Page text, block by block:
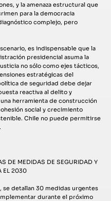
y la amenaza estructural que
para la democracia
complejo, pero
es indispensable que la
presidencial asuma la
no sólo como ejes tácticos,
estratégicas del
de seguridad debe dejar
reactiva al delito y
herramienta de construcción
social y crecimiento
Chile no puede permitirse
DE MEDIDAS DE SEGURIDAD Y
EL 2030
se detallan 30 medidas urgentes
durante el próximo